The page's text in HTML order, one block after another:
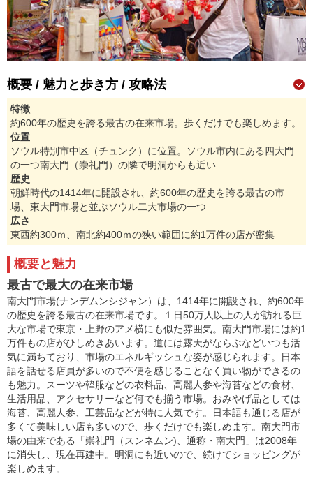
概要 / 魅力と歩き方 / 攻略法
特徴
約600年の歴史を誇る最古の在来市場。歩くだけでも楽しめます。
位置
ソウル特別市中区（チュンク）に位置。ソウル市内にある四大門
の一つ南大門（崇礼門）の隣で明洞からも近い
歴史
朝鮮時代の1414年に開設され、約600年の歴史を誇る最古の市
場、東大門市場と並ぶソウル二大市場の一つ
広さ
東西約300ｍ、南北約400ｍの狭い範囲に約1万件の店が密集
概要と魅力
最古で最大の在来市場
南大門市場(ナンデムンシジャン）は、1414年に開設され、約600年
の歴史を誇る最古の在来市場です。１日50万人以上の人が訪れる巨
大な市場で東京・上野のアメ横にも似た雰囲気。南大門市場には約1
万件もの店がひしめきあいます。道には露天がならぶなどいつも活
気に満ちており、市場のエネルギッシュな姿が感じられます。日本
語を話せる店員が多いので不便を感じることなく買い物ができるの
も魅力。スーツや韓服などの衣料品、高麗人参や海苔などの食材、
生活用品、アクセサリーなど何でも揃う市場。おみやげ品としては
海苔、高麗人参、工芸品などが特に人気です。日本語も通じる店が
多くて美味しい店も多いので、歩くだけでも楽しめます。南大門市
場の由来である「崇礼門（スンネムン)、通称・南大門」は2008年
に消失し、現在再建中。明洞にも近いので、続けてショッピングが
楽しめます。